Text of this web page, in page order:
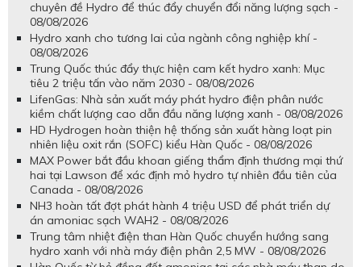
chuyên đề Hydro để thúc đẩy chuyển đổi năng lượng sạch -
08/08/2026
Hydro xanh cho tương lai của ngành công nghiệp khí -
08/08/2026
Trung Quốc thúc đẩy thực hiện cam kết hydro xanh: Mục
tiêu 2 triệu tấn vào năm 2030 - 08/08/2026
LifenGas: Nhà sản xuất máy phát hydro điện phân nước
kiềm chất lượng cao dẫn đầu năng lượng xanh - 08/08/2026
HD Hydrogen hoàn thiện hệ thống sản xuất hàng loạt pin
nhiên liệu oxit rắn (SOFC) kiểu Hàn Quốc - 08/08/2026
MAX Power bắt đầu khoan giếng thẩm định thương mại thứ
hai tại Lawson để xác định mỏ hydro tự nhiên đầu tiên của
Canada - 08/08/2026
NH3 hoàn tất đợt phát hành 4 triệu USD để phát triển dự
án amoniac sạch WAH2 - 08/08/2026
Trung tâm nhiệt điện than Hàn Quốc chuyển hướng sang
hydro xanh với nhà máy điện phân 2,5 MW - 08/08/2026